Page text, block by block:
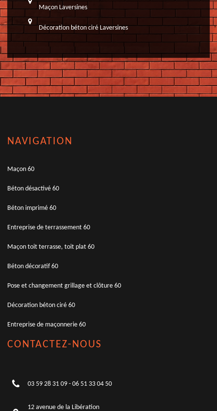
Maçon Laversines
Décoration béton ciré Laversines
NAVIGATION
Maçon 60
Béton désactivé 60
Béton imprimé 60
Entreprise de terrassement 60
Maçon toit terrasse, toit plat 60
Béton décoratif 60
Pose et changement grillage et clôture 60
Décoration béton ciré 60
Entreprise de maçonnerie 60
CONTACTEZ-NOUS
03 59 28 31 09 - 06 51 33 04 50
12 avenue de la Libération